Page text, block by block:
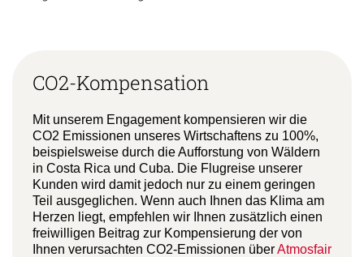
CO2-Kompensation
Mit unserem Engagement kompensieren wir die
CO2 Emissionen unseres Wirtschaftens zu 100%,
beispielsweise durch die Aufforstung von Wäldern
in Costa Rica und Cuba. Die Flugreise unserer
Kunden wird damit jedoch nur zu einem geringen
Teil ausgeglichen. Wenn auch Ihnen das Klima am
Herzen liegt, empfehlen wir Ihnen zusätzlich einen
freiwilligen Beitrag zur Kompensierung der von
Ihnen verursachten CO2-Emissionen überAtmosfair